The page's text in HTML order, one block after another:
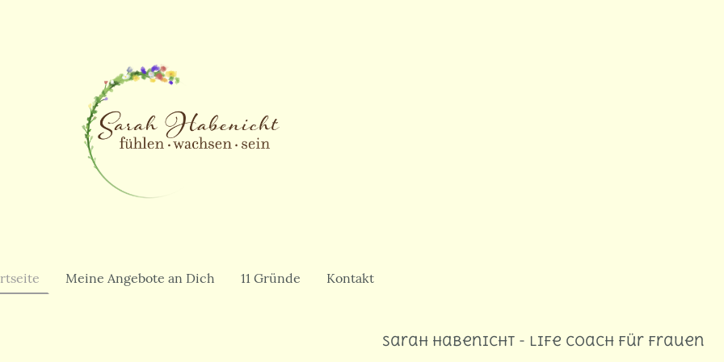
Meine Angebote an Dich 11 Gründe Kontakt
Sarah Habenicht - Life Coach für Frauen